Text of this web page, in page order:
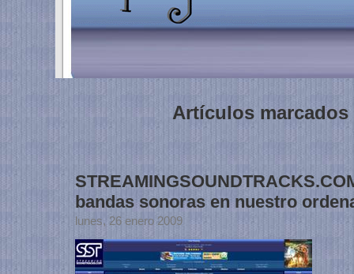
Artículos marcados
bandas sonoras en nuestro
lunes, 26 enero 2009